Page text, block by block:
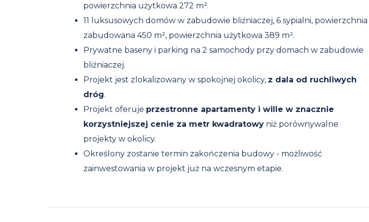
powierzchnia użytkowa 272 m².
11 luksusowych domów w zabudowie bliźniaczej, 6 sypialni, powierzchnia
zabudowana 450 m², powierzchnia użytkowa 389 m².
Prywatne baseny i parking na 2 samochody przy domach w zabudowie
bliźniaczej.
Projekt jest zlokalizowany w spokojnej okolicy, z dala od ruchliwych
dróg.
Projekt oferuje przestronne apartamenty i wille w znacznie
korzystniejszej cenie za metr kwadratowy niż porównywalne
projekty w okolicy.
Określony zostanie termin zakończenia budowy - możliwość
zainwestowania w projekt już na wczesnym etapie.